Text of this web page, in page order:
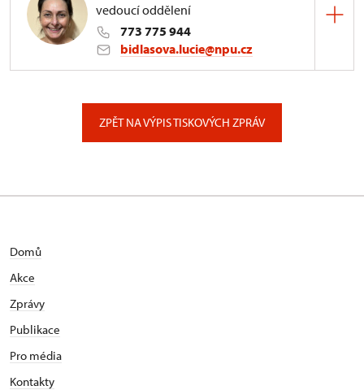
vedoucí oddělení
773 775 944
bidlasova.lucie@npu.cz
ZPĚT NA VÝPIS TISKOVÝCH ZPRÁV
Domů
Akce
Zprávy
Publikace
Pro média
Kontakty